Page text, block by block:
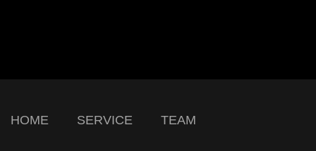
HOME SERVICE TEAM